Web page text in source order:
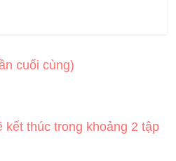
cuối cùng)
kết thúc trong khoảng 2 tập